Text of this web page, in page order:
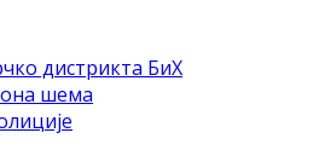
дистрикта БиХ
шема